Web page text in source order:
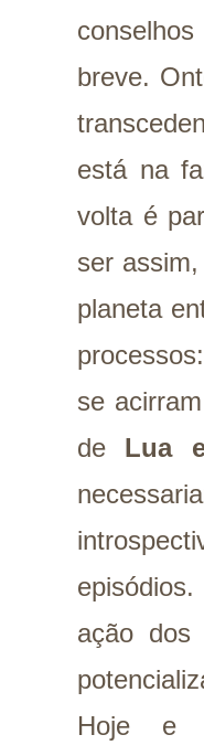
breve.
está na
volta é
ser assim,
planeta
processos:
se
de Lua
ação dos
Hoje e